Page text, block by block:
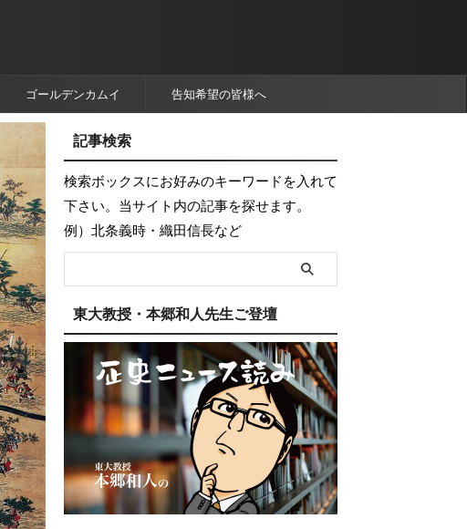
ゴールデンカムイ 告知希望の皆様へ
記事検索
検索ボックスにお好みのキーワードを入れて
下さい。当サイト内の記事を探せます。
例）北条義時・織田信長など
東大教授・本郷和人先生ご登壇